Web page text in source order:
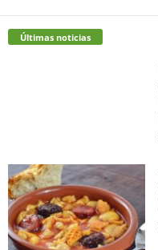
Últimas noticias